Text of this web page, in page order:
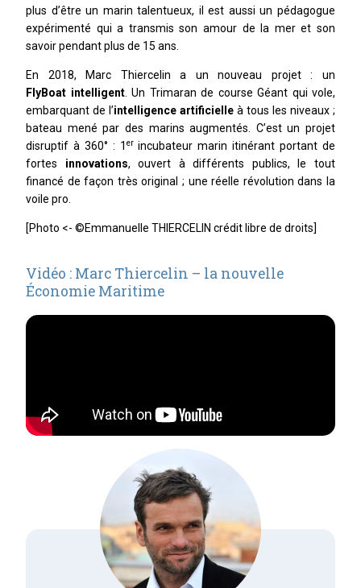
plus d’être un marin talentueux, il est aussi un pédagogue
expérimenté qui a transmis son amour de la mer et son
savoir pendant plus de 15 ans.
En 2018, Marc Thiercelin a un nouveau projet : un
FlyBoat intelligent. Un Trimaran de course Géant qui vole,
embarquant de l’intelligence artificielle à tous les niveaux ;
bateau mené par des marins augmentés. C’est un projet
disruptif à 360° : 1 erincubateur marin itinérant portant de
fortes innovations, ouvert à différents publics, le tout
financé de façon très original ; une réelle révolution dans la
voile pro.
[Photo <- ©Emmanuelle THIERCELIN crédit libre de droits]
Vidéo : Marc Thiercelin – la nouvelle
Économie Maritime